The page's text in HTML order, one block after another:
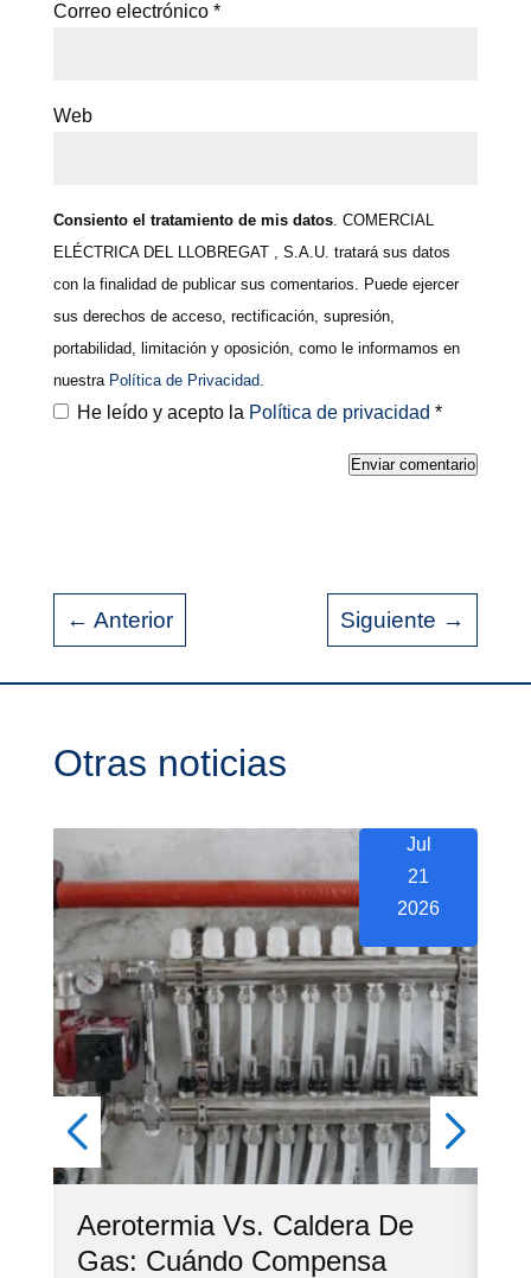
Correo electrónico *
Web
Consiento el tratamiento de mis datos. COMERCIAL
ELÉCTRICA DEL LLOBREGAT , S.A.U. tratará sus datos
con la finalidad de publicar sus comentarios. Puede ejercer
sus derechos de acceso, rectificación, supresión,
portabilidad, limitación y oposición, como le informamos en
nuestraPolítica de Privacidad.
He leído y acepto la Política de privacidad *
Enviar comentario
← Anterior Siguiente →
Otras noticias
Jul
21
2026
Aerotermia Vs. Caldera De
Gas: Cuándo Compensa